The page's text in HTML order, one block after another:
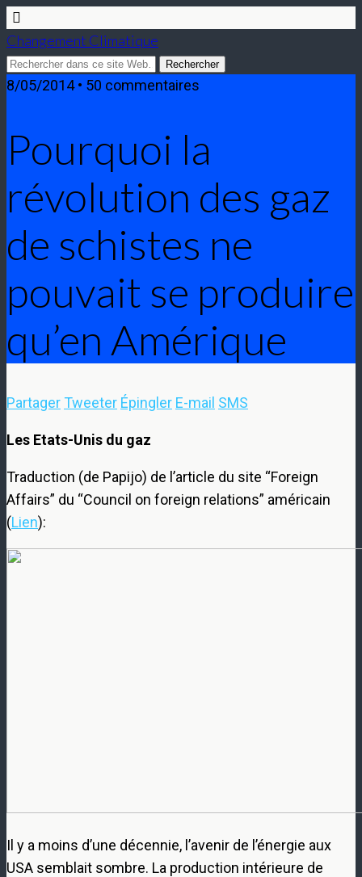
Changement Climatique
8/05/2014 • 50 commentaires
Pourquoi la
révolution des gaz
de schistes ne
pouvait se produire
qu’en Amérique
Partager Tweeter Épingler E-mail SMS
Les Etats-Unis du gaz
Traduction (de Papijo) de l’article du site “Foreign
Affairs” du “Council on foreign relations” américain
(Lien):
Il y a moins d’une décennie, l’avenir de l’énergie aux
USA semblait sombre. La production intérieure de